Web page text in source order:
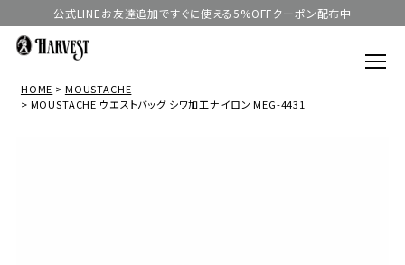
公式LINEお友達追加ですぐに使える5%OFFクーポン配布中
HOME
MOUSTACHE
MOUSTACHE ウエストバッグ シワ加工ナイロン MEG-4431